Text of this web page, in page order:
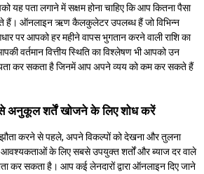
पता लगाने में सक्षम होना चाहिए कि आप कितना पैसा
ऑनलाइन ऋण कैलकुलेटर उपलब्ध हैं जो विभिन्न
पर आपको हर महीने वापस भुगतान करने वाली राशि का
वर्तमान वित्तीय स्थिति का विश्लेषण भी आपको उन
कर सकता है जिनमें आप अपने व्यय को कम कर सकते हैं
अनुकूल शर्तें खोजने के लिए शोध करें
करने से पहले, अपने विकल्पों को देखना और तुलना
के लिए सबसे उपयुक्त शर्तों और ब्याज दर वाले
सकता है। आप कई लेनदारों द्वारा ऑनलाइन दिए जाने